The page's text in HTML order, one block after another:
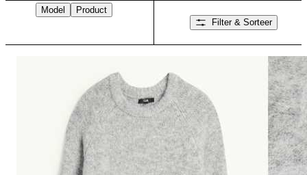
Model
Product
Filter & Sorteer